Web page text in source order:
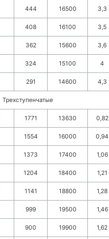
444 16500 3,3
408 16100 3,5
362 15600 3,6
324 15100 4
291 14600 4,3
Трехступенчатые
1771 13630 0,82
1554 16000 0,94
1373 17400 1,06
1204 18400 1,21
1141 18800 1,28
999 19500 1,46
900 19900 1,62